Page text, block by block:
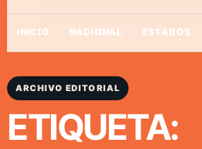
INICIO NACIONAL ESTADOS
ARCHIVO EDITORIAL
ETIQUETA: